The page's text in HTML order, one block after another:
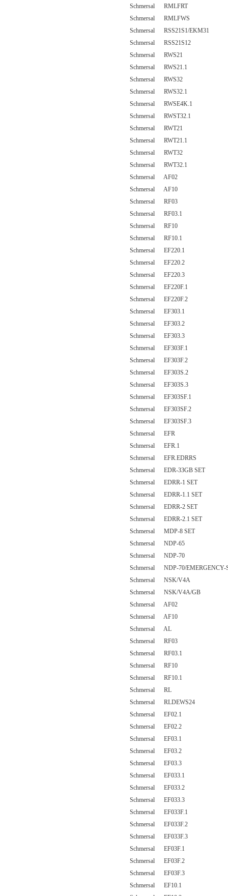
Schmersal RMLFRT
Schmersal RMLFWS
Schmersal RSS21S1/EKM31
Schmersal RSS21S12
Schmersal RWS21
Schmersal RWS21.1
Schmersal RWS32
Schmersal RWS32.1
Schmersal RWSE4K.1
Schmersal RWST32.1
Schmersal RWT21
Schmersal RWT21.1
Schmersal RWT32
Schmersal RWT32.1
Schmersal AF02
Schmersal AF10
Schmersal RF03
Schmersal RF03.1
Schmersal RF10
Schmersal RF10.1
Schmersal EF220.1
Schmersal EF220.2
Schmersal EF220.3
Schmersal EF220F.1
Schmersal EF220F.2
Schmersal EF303.1
Schmersal EF303.2
Schmersal EF303.3
Schmersal EF303F.1
Schmersal EF303F.2
Schmersal EF303S.2
Schmersal EF303S.3
Schmersal EF303SF.1
Schmersal EF303SF.2
Schmersal EF303SF.3
Schmersal EFR
Schmersal EFR.1
Schmersal EFR.EDRRS
Schmersal EDR-33GB SET
Schmersal EDRR-1 SET
Schmersal EDRR-1.1 SET
Schmersal EDRR-2 SET
Schmersal EDRR-2.1 SET
Schmersal MDP-8 SET
Schmersal NDP-65
Schmersal NDP-70
Schmersal NDP-70/EMERGENCY-
Schmersal NSK/V4A
Schmersal NSK/V4A/GB
Schmersal AF02
Schmersal AF10
Schmersal AL
Schmersal RF03
Schmersal RF03.1
Schmersal RF10
Schmersal RF10.1
Schmersal RL
Schmersal RLDEWS24
Schmersal EF02.1
Schmersal EF02.2
Schmersal EF03.1
Schmersal EF03.2
Schmersal EF03.3
Schmersal EF033.1
Schmersal EF033.2
Schmersal EF033.3
Schmersal EF033F.1
Schmersal EF033F.2
Schmersal EF033F.3
Schmersal EF03F.1
Schmersal EF03F.2
Schmersal EF03F.3
Schmersal EF10.1